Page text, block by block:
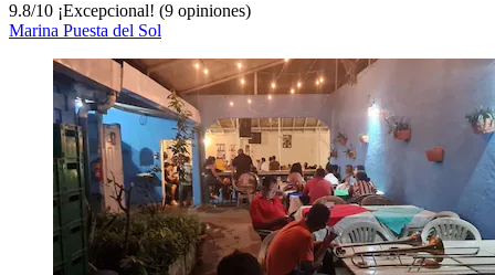
9.8/10 ¡Excepcional! (9 opiniones)
Marina Puesta del Sol